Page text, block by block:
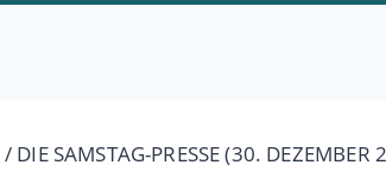
/ DIE SAMSTAG-PRESSE (30. DEZEMBER